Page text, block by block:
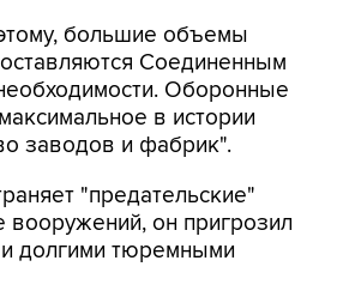
большие объемы
Соединенным
Оборонные
в истории
заводов и фабрик".
"предательские"
вооружений, он пригрозил
долгими тюремными